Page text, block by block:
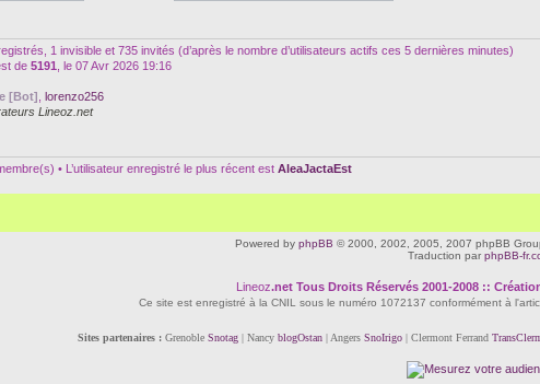
1 invisible et 735 invités (d’après le nombre d’utilisateurs actifs ces 5 dernières minutes)
de 5191 , le 07 Avr 2026 19:16
[Bot] lorenzo256
Lineoz.net
• L’utilisateur enregistré le plus récent est AleaJactaEst
Powered by phpBB © 2000, 2002, 2005, 2007 phpBB
Traduction par phpBB-
Lineoz.netTous Droits Réservés 2001-2008 ::
Ce site est enregistré à la CNIL sous le numéro 1072137 conformément à
Sites partenaires :Grenoble Snotag| Nancy blogOstan| Angers SnoIrigo| Clermont Ferrand